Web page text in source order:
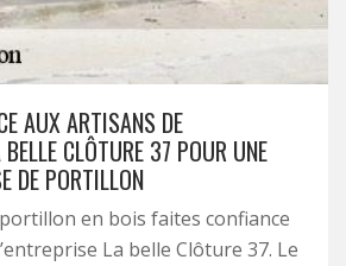
AUX ARTISANS DE
BELLE CLÔTURE 37 POUR UNE
DE PORTILLON
en bois faites confiance
La belle Clôture 37. Le